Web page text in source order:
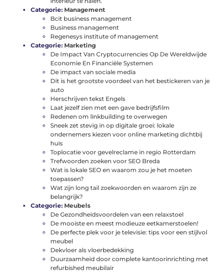
Categorie: Management
Bcit business management
Business management
Regenesys institute of management
Categorie: Marketing
De Impact Van Cryptocurrencies Op De Wereldwijde
Economie En Financiële Systemen
De impact van sociale media
Dit is het grootste voordeel van het bestickeren van je
auto
Herschrijven tekst Engels
Laat jezelf zien met een gave bedrijfsfilm
Redenen om linkbuilding te overwegen
Sneek zet stevig in op digitale groei: lokale
ondernemers kiezen voor online marketing dichtbij
huis
Toplocatie voor gevelreclame in regio Rotterdam
Trefwoorden zoeken voor SEO Breda
Wat is lokale SEO en waarom zou je het moeten
toepassen?
Wat zijn long tail zoekwoorden en waarom zijn ze
belangrijk?
Categorie: Meubels
De Gezondheidsvoordelen van een relaxstoel
De mooiste en meest modieuze eetkamerstoelen!
De perfecte plek voor je televisie: tips voor een stijlvol
meubel
Dekvloer als vloerbedekking
Duurzaamheid door complete kantoorinrichting met
refurbished meubilair